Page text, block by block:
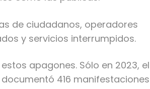
de ciudadanos, operadores
y servicios interrumpidos.
apagones. Sólo en 2023, el
416 manifestaciones